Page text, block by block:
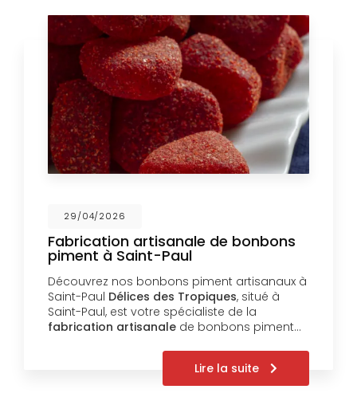
29/04/2026
Fabrication artisanale de bonbons
piment à Saint-Paul
Découvrez nos bonbons piment artisanaux à
Saint-Paul Délices des Tropiques, situé à
Saint-Paul, est votre spécialiste de la
fabrication artisanale de bonbons piment…
Lire la suite